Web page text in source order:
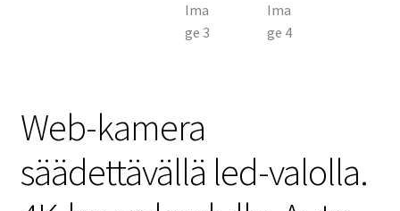
Web-kamera
säädettävällä led-valolla.